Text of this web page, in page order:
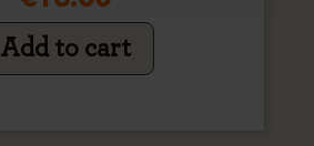
Add to cart